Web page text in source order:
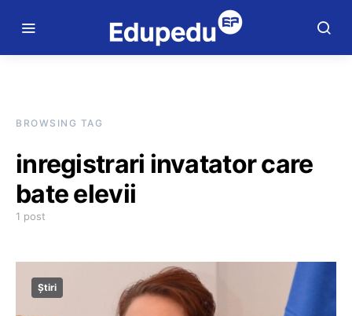
BROWSING TAG
inregistrari invatator care
bate elevii
1 post
Știri